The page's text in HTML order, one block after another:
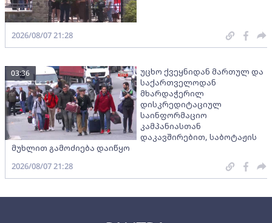
2026/08/07 21:28
უცხო ქვეყნიდან მართულ და
საქართველოდან
მხარდაჭერილ
დისკრედიტაციულ
საინფორმაციო
კამპანიასთან
დაკავშირებით, საბოტაჟის
მუხლით გამოძიება დაიწყო
03:36
2026/08/07 21:28